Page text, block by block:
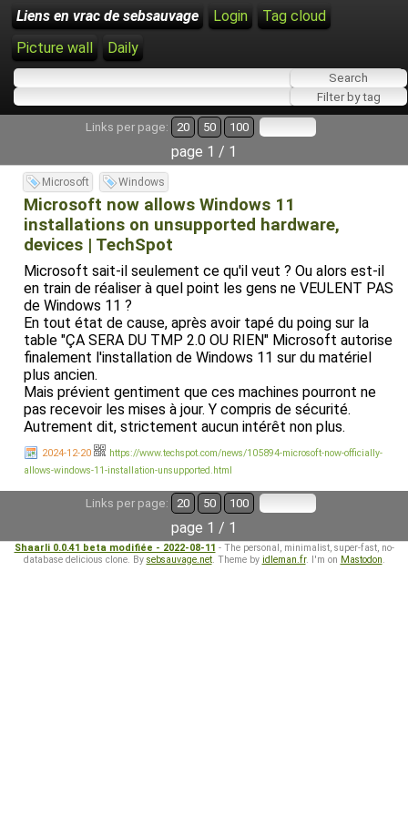
Liens en vrac de sebsauvage Login
Tag cloud
Picture wall
Daily
Links per page: 20 50 100
page 1 / 1
Microsoft Windows
Microsoft now allows Windows 11
installations on unsupported hardware,
devices | TechSpot
Microsoft sait-il seulement ce qu'il veut ? Ou alors est-il
en train de réaliser à quel point les gens ne VEULENT PAS
de Windows 11 ?
En tout état de cause, après avoir tapé du poing sur la
table "ÇA SERA DU TMP 2.0 OU RIEN" Microsoft autorise
finalement l'installation de Windows 11 sur du matériel
plus ancien.
Mais prévient gentiment que ces machines pourront ne
pas recevoir les mises à jour. Y compris de sécurité.
Autrement dit, strictement aucun intérêt non plus.
2024-12-20
https://www.techspot.com/news/105894-microsoft-now-officially-
allows-windows-11-installation-unsupported.html
Links per page: 20 50 100
page 1 / 1
Shaarli 0.0.41 beta modifiée - 2022-08-11 - The personal, minimalist, super-fast, no-
database delicious clone. By sebsauvage.net. Theme by idleman.fr. I'm on Mastodon.